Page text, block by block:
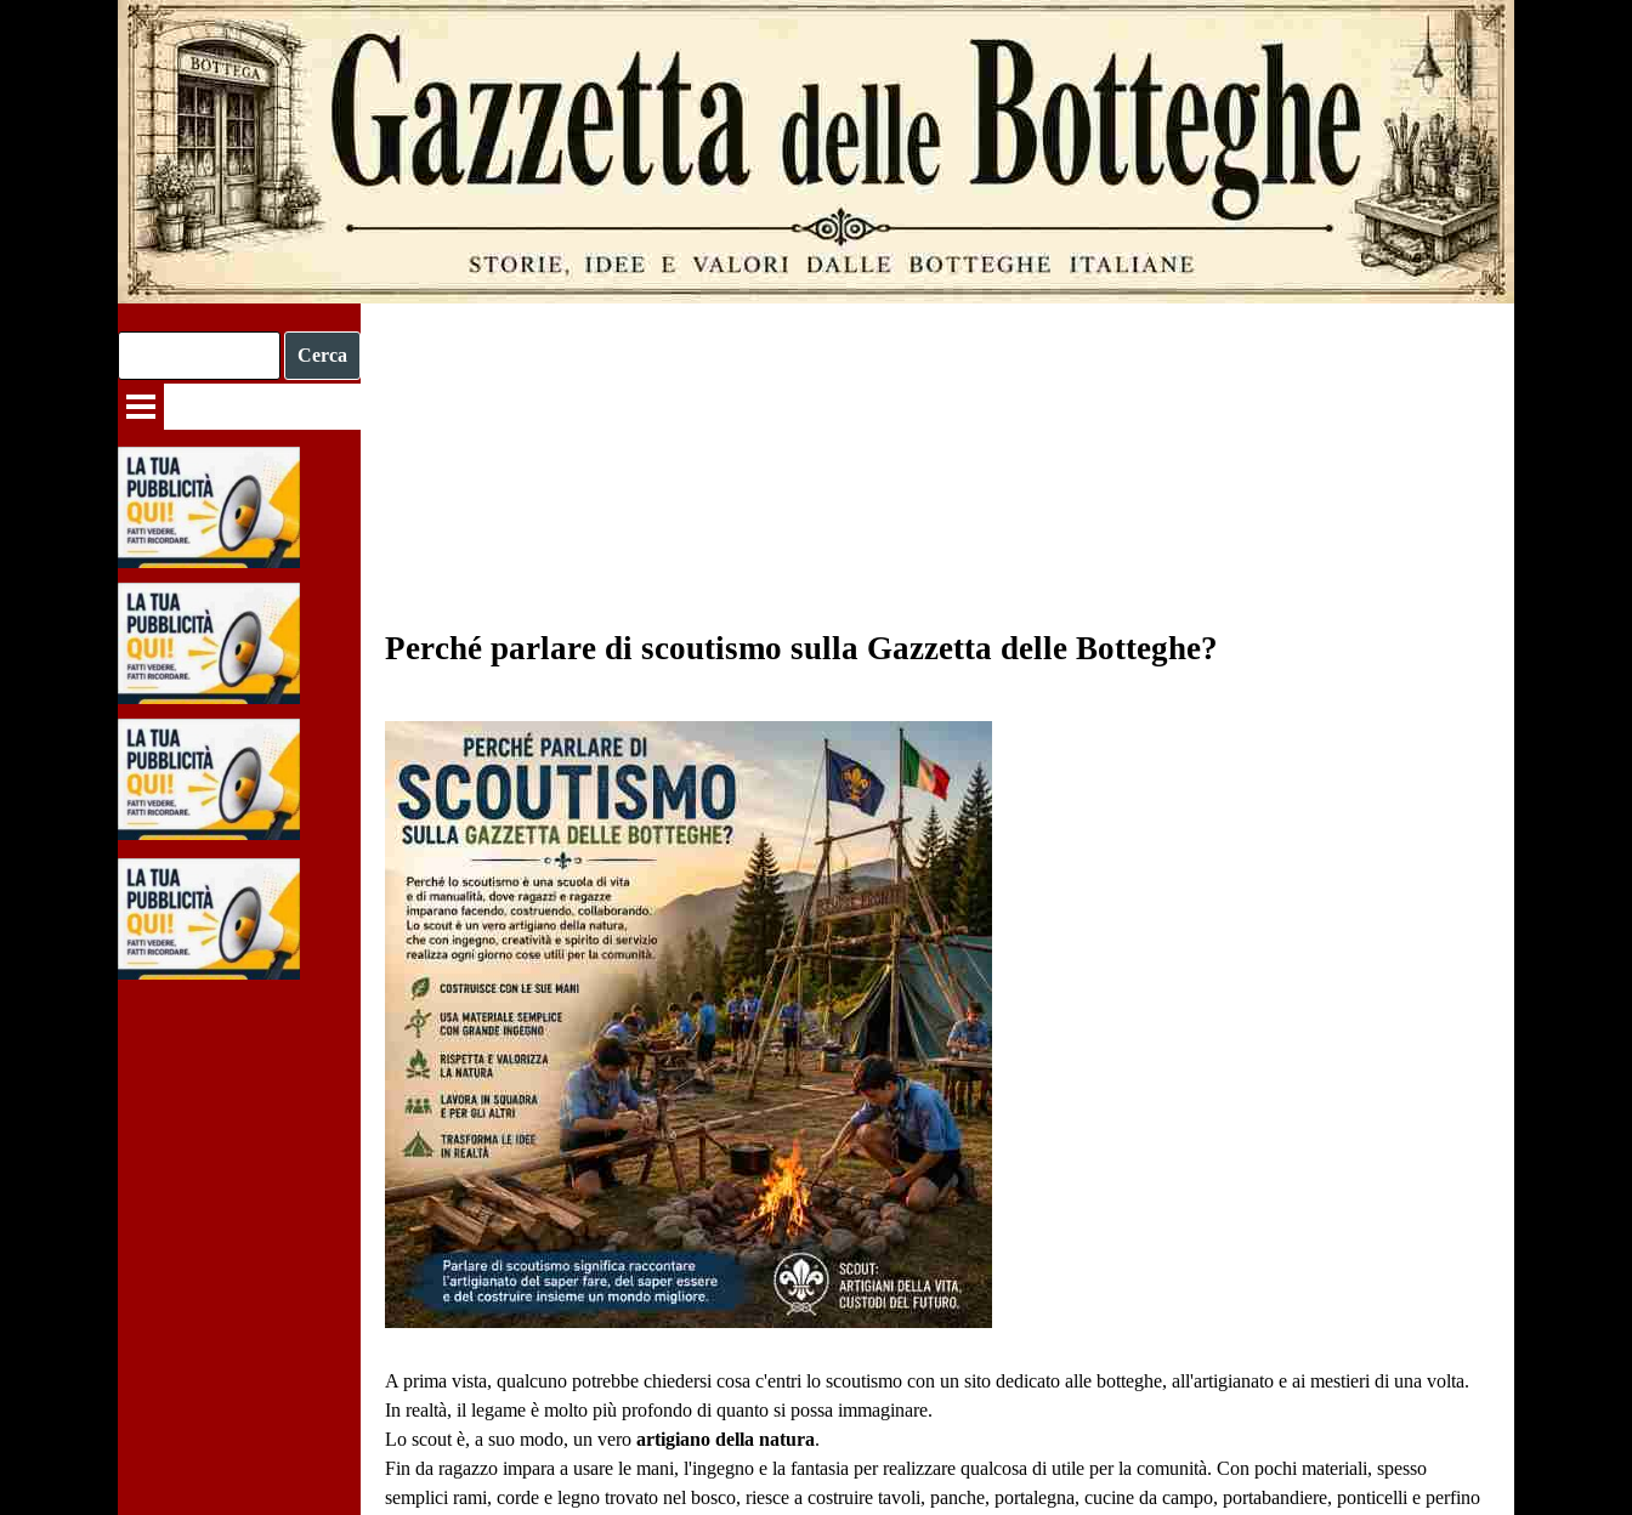
Cerca
Perché parlare di scoutismo sulla Gazzetta delle Botteghe?
A prima vista, qualcuno potrebbe chiedersi cosa c'entri lo scoutismo con un sito dedicato alle botteghe, all'artigianato e ai mestieri di una volta.
In realtà, il legame è molto più profondo di quanto si possa immaginare.
Lo scout è, a suo modo, un veroartigiano della natura.
Fin da ragazzo impara a usare le mani, l'ingegno e la fantasia per realizzare qualcosa di utile per la comunità. Con pochi materiali, spesso
semplici rami, corde e legno trovato nel bosco, riesce a costruire tavoli, panche, portalegna, cucine da campo, portabandiere, ponticelli e perfino